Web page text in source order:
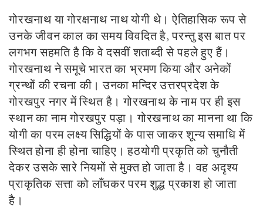
गोरखनाथ या गोरक्षनाथ नाथ योगी थे। ऐतिहासिक रूप से
उनके जीवन काल का समय विवदित है, परन्तु इस बात पर
लगभग सहमति है कि वे दसवीं शताब्दी से पहले हुए हैं।
गोरखनाथ ने समूचे भारत का भ्रमण किया और अनेकों
ग्रन्थों की रचना की। उनका मन्दिर उत्तरप्रदेश के
गोरखपुर नगर में स्थित है। गोरखनाथ के नाम पर ही इस
स्थान का नाम गोरखपुर पड़ा। गोरखनाथ का मानना था कि
योगी का परम लक्ष्य सिद्धियों के पास जाकर शून्य समाधि में
स्थित होना ही होना चाहिए। हठयोगी प्रकृति को चुनौती
देकर उसके सारे नियमों से मुक्त हो जाता है। वह अदृश्य
प्राकृतिक सत्ता को लाँघकर परम शुद्ध प्रकाश हो जाता
है।